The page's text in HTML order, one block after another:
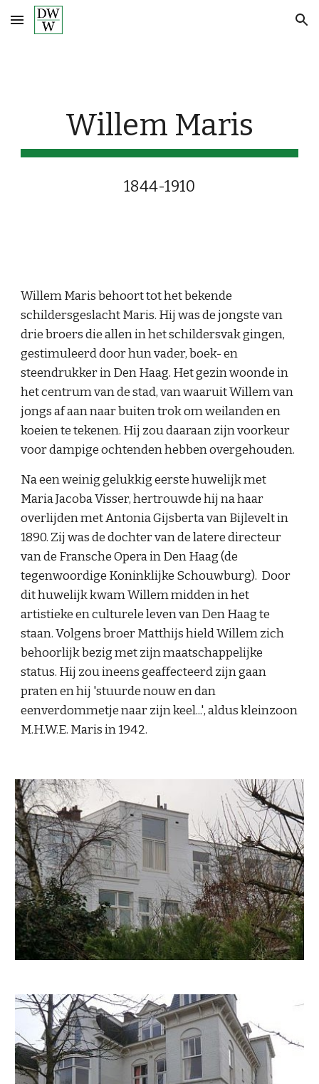
Skip to main content Skip to navigation
Willem Maris
1844-1910
Willem Maris behoort tot het bekende
schildersgeslacht Maris. Hij was de jongste van
drie broers die allen in het schildersvak gingen,
gestimuleerd door hun vader, boek- en
steendrukker in Den Haag. Het gezin woonde in
het centrum van de stad, van waaruit Willem van
jongs af aan naar buiten trok om weilanden en
koeien te tekenen. Hij zou daaraan zijn voorkeur
voor dampige ochtenden hebben overgehouden.
Na een weinig gelukkig eerste huwelijk met
Maria Jacoba Visser, hertrouwde hij na haar
overlijden met Antonia Gijsberta van Bijlevelt in
1890. Zij was de dochter van de latere directeur
van de Fransche Opera in Den Haag (de
tegenwoordige Koninklijke Schouwburg).  Door
dit huwelijk kwam Willem midden in het
artistieke en culturele leven van Den Haag te
staan. Volgens broer Matthijs hield Willem zich
behoorlijk bezig met zijn maatschappelijke
status. Hij zou ineens geaffecteerd zijn gaan
praten en hij 'stuurde nouw en dan
eenverdommetje naar zijn keel...', aldus kleinzoon
M.H.W.E. Maris in 1942.